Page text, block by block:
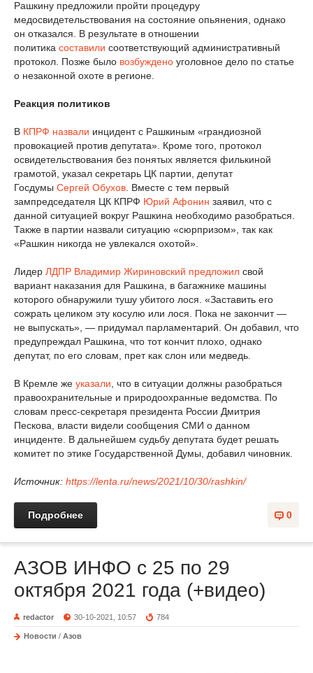
Рашкину предложили пройти процедуру
медосвидетельствования на состояние опьянения, однако
он отказался. В результате в отношении
политика составили соответствующий административный
протокол. Позже было возбуждено уголовное дело по статье
о незаконной охоте в регионе.
Реакция политиков
В КПРФ назвали инцидент с Рашкиным «грандиозной
провокацией против депутата». Кроме того, протокол
освидетельствования без понятых является филькиной
грамотой, указал секретарь ЦК партии, депутат
Госдумы Сергей Обухов. Вместе с тем первый
зампредседателя ЦК КПРФ Юрий Афонин заявил, что с
данной ситуацией вокруг Рашкина необходимо разобраться.
Также в партии назвали ситуацию «сюрпризом», так как
«Рашкин никогда не увлекался охотой».
Лидер ЛДПР Владимир Жириновский предложил свой
вариант наказания для Рашкина, в багажнике машины
которого обнаружили тушу убитого лося. «Заставить его
сожрать целиком эту косулю или лося. Пока не закончит —
не выпускать», — придумал парламентарий. Он добавил, что
предупреждал Рашкина, что тот кончит плохо, однако
депутат, по его словам, прет как слон или медведь.
В Кремле же указали, что в ситуации должны разобраться
правоохранительные и природоохранные ведомства. По
словам пресс-секретаря президента России Дмитрия
Пескова, власти видели сообщения СМИ о данном
инциденте. В дальнейшем судьбу депутата будет решать
комитет по этике Государственной Думы, добавил чиновник.
Источник: https://lenta.ru/news/2021/10/30/rashkin/
0
Подробнее
АЗОВ ИНФО с 25 по 29
октября 2021 года (+видео)
redactor 30-10-2021, 10:57 784
Новости / Азов